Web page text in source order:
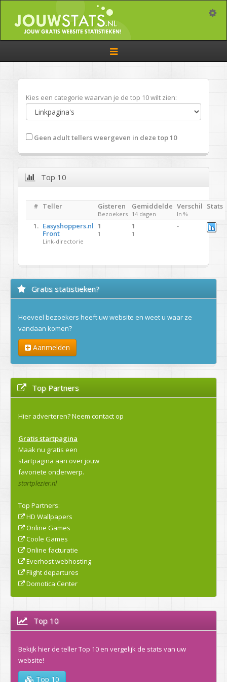
Toggle
navigation
Kies een categorie waarvan je de top 10 wilt zien:
Geen adult tellers weergeven in deze top 10
Top 10
# Teller Gisteren
Bezoekers
Gemiddelde
14 dagen
Verschil
In %
Stats
1. Easyshoppers.nl
Front
Link-directorie
1
1
1
1
-
Gratis statistieken?
Hoeveel bezoekers heeft uw website en weet u waar ze
vandaan komen?
Aanmelden
Top Partners
Hier adverteren?Neem contact op
Gratis startpagina
Maak nu gratis een
startpagina aan over jouw
favoriete onderwerp.
startplezier.nl
Top Partners:
HD Wallpapers
Online Games
Coole Games
Online facturatie
Everhost webhosting
Flight departures
Domotica Center
Top 10
Bekijk hier de teller Top 10 en vergelijk de stats van uw
website!
Top 10